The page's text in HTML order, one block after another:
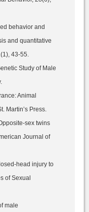
behavior and
and quantitative
43-55.
Study of Male
Animal
Martin’s Press.
sex twins
Journal of
head injury to
of Sexual
male